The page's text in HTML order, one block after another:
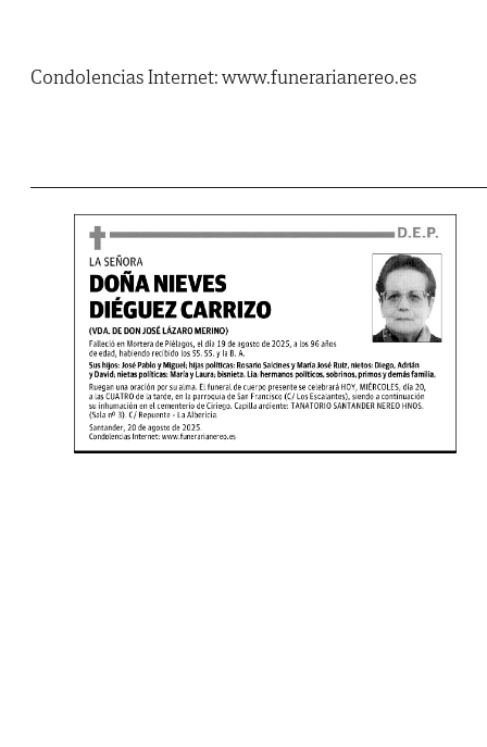
Condolencias Internet: www.funerarianereo.es